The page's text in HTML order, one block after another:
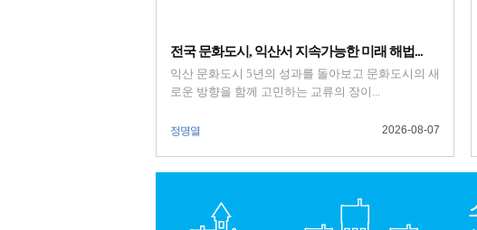
전국 문화도시, 익산서 지속가능한 미래 해법...
익산 문화도시 5년의 성과를 돌아보고 문화도시의 새
로운 방향을 함께 고민하는 교류의 장이...
정명열 2026-08-07